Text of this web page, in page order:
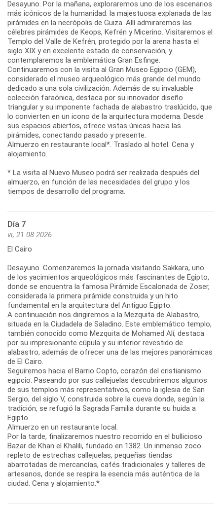
Desayuno. Por la mañana, exploraremos uno de los escenarios
más icónicos de la humanidad: la majestuosa explanada de las
pirámides en la necrópolis de Guiza. Allí admiraremos las
célebres pirámides de Keops, Kefrén y Micerino. Visitaremos el
Templo del Valle de Kefrén, protegido por la arena hasta el
siglo XIX y en excelente estado de conservación, y
contemplaremos la emblemática Gran Esfinge.
Continuaremos con la visita al Gran Museo Egipcio (GEM),
considerado el museo arqueológico más grande del mundo
dedicado a una sola civilización. Además de su invaluable
colección faraónica, destaca por su innovador diseño
triangular y su imponente fachada de alabastro traslúcido, que
lo convierten en un icono de la arquitectura moderna. Desde
sus espacios abiertos, ofrece vistas únicas hacia las
pirámides, conectando pasado y presente.
Almuerzo en restaurante local*. Traslado al hotel. Cena y
alojamiento.
* La visita al Nuevo Museo podrá ser realizada después del
almuerzo, en función de las necesidades del grupo y los
tiempos de desarrollo del programa.
Día 7
vi, 21.08.2026
El Cairo
Desayuno. Comenzaremos la jornada visitando Sakkara, uno
de los yacimientos arqueológicos más fascinantes de Egipto,
donde se encuentra la famosa Pirámide Escalonada de Zoser,
considerada la primera pirámide construida y un hito
fundamental en la arquitectura del Antiguo Egipto.
A continuación nos dirigiremos a la Mezquita de Alabastro,
situada en la Ciudadela de Saladino. Este emblemático templo,
también conocido como Mezquita de Mohamed Alí, destaca
por su impresionante cúpula y su interior revestido de
alabastro, además de ofrecer una de las mejores panorámicas
de El Cairo.
Seguiremos hacia el Barrio Copto, corazón del cristianismo
egipcio. Paseando por sus callejuelas descubriremos algunos
de sus templos más representativos, como la iglesia de San
Sergio, del siglo V, construida sobre la cueva donde, según la
tradición, se refugió la Sagrada Familia durante su huida a
Egipto.
Almuerzo en un restaurante local.
Por la tarde, finalizaremos nuestro recorrido en el bullicioso
Bazar de Khan el Khalili, fundado en 1382. Un inmenso zoco
repleto de estrechas callejuelas, pequeñas tiendas
abarrotadas de mercancías, cafés tradicionales y talleres de
artesanos, donde se respira la esencia más auténtica de la
ciudad. Cena y alojamiento.*